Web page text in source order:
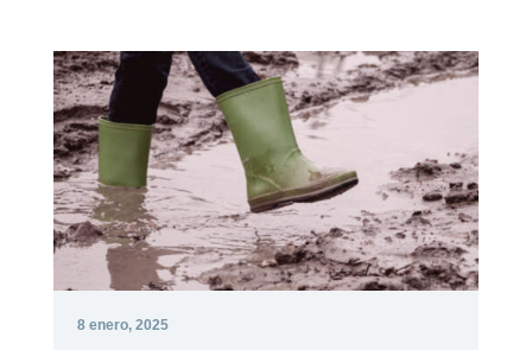
8 enero, 2025